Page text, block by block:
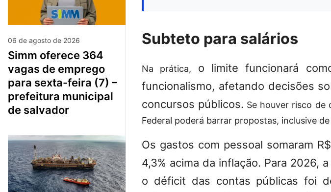
06 de agosto de 2026
simm oferece 364
vagas de emprego
para sexta-feira (7) –
prefeitura municipal
de salvador
Subteto para salários
Na prática, o limite funcionará
funcionalismo, afetando decisões
concursos públicos. Se houver risco de
Federal poderá barrar propostas, inclusive
Os gastos com pessoal somaram
4,3% acima da inflação. Para 2026,
o déficit das contas públicas foi